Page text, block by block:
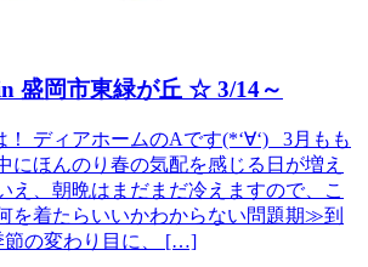
盛岡市東緑が丘 ☆ 3/14～
！ ディアホームのAです(*‘∀‘) 3月もも
にほんのり春の気配を感じる日が増え
え、朝晩はまだまだ冷えますので、こ
を着たらいいかわからない問題期≫到
の変わり目に、 […]